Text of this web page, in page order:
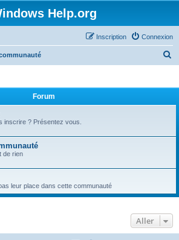
Help.org
Connexion
Inscription
e
Forum
inscrire ? Présentez vous.
de rien
leur place dans cette communauté
Aller